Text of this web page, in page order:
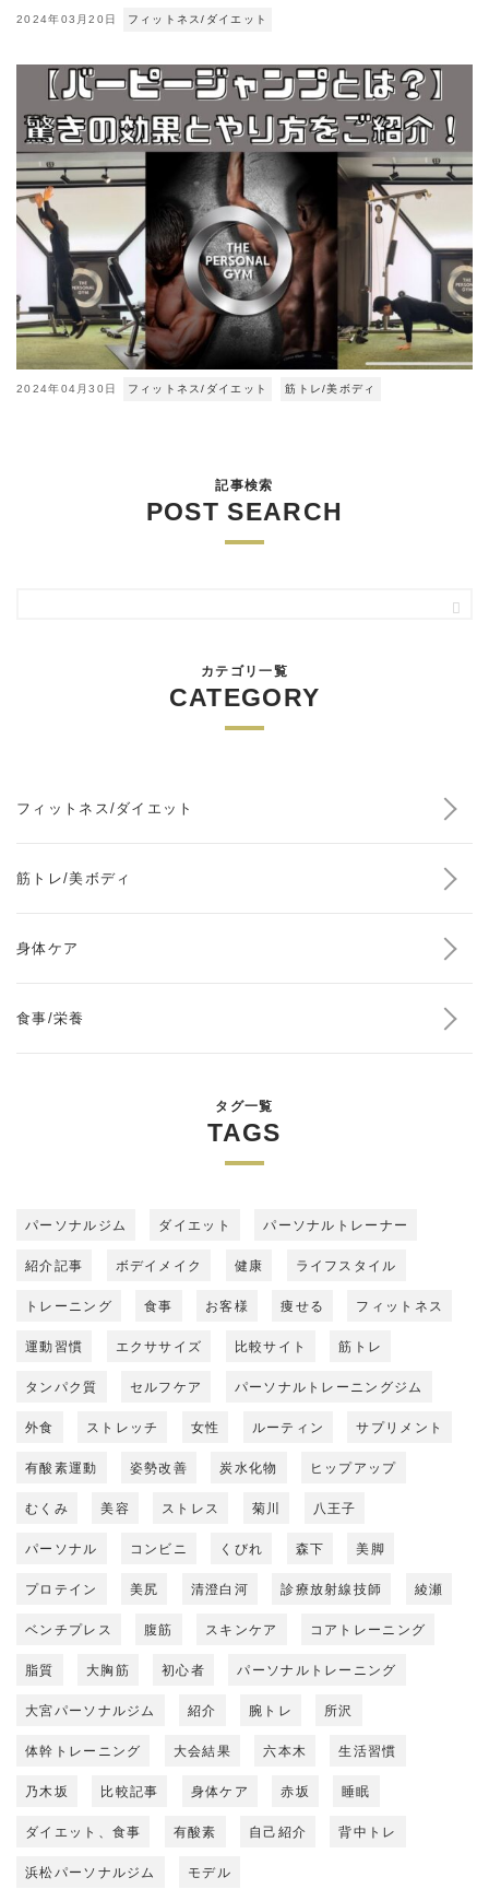
2024年03月20日 フィットネス/ダイエット
2024年04月30日 フィットネス/ダイエット 筋トレ/美ボディ
記事検索
POST SEARCH
カテゴリ一覧
CATEGORY
フィットネス/ダイエット
筋トレ/美ボディ
身体ケア
食事/栄養
タグ一覧
TAGS
パーソナルジム ダイエット パーソナルトレーナー
紹介記事 ボデイメイク 健康 ライフスタイル
トレーニング 食事 お客様 痩せる フィットネス
運動習慣 エクササイズ 比較サイト 筋トレ
タンパク質 セルフケア パーソナルトレーニングジム
外食 ストレッチ 女性 ルーティン サプリメント
有酸素運動 姿勢改善 炭水化物 ヒップアップ
むくみ 美容 ストレス 菊川 八王子
パーソナル コンビニ くびれ 森下 美脚
プロテイン 美尻 清澄白河 診療放射線技師 綾瀬
ベンチプレス 腹筋 スキンケア コアトレーニング
脂質 大胸筋 初心者 パーソナルトレーニング
大宮パーソナルジム 紹介 腕トレ 所沢
体幹トレーニング 大会結果 六本木 生活習慣
乃木坂 比較記事 身体ケア 赤坂 睡眠
ダイエット、食事 有酸素 自己紹介 背中トレ
浜松パーソナルジム モデル